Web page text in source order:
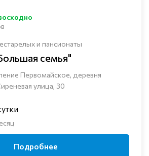
и пансионаты
семья"
Первомайское, деревня
улица, 30
Подробнее